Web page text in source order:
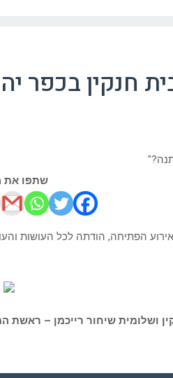
חנקין בכפר
שתפו את
הפתיחה, הודתה לכל העושות
ושלומית שיחור רייכמן – ראשת